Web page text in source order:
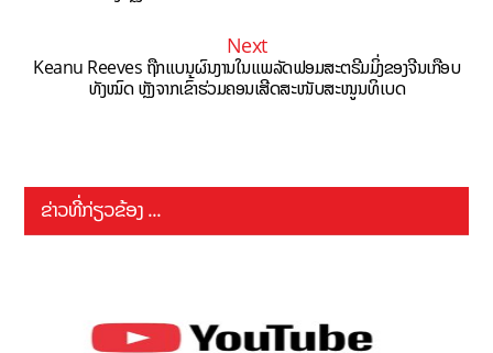
Next
Keanu Reeves ຖືກແບນຜົນງານໃນແພລັດຟອມສະຕຣີມມິ່ງຂອງຈີນເກືອບ
ທັງໝົດ ຫຼັງຈາກເຂົ້າຮ່ວມຄອນເສີດສະໜັບສະໜູນທິເບດ
ຂ່າວທີ່ກ່ຽວຂ້ອງ ...